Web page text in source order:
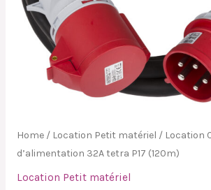
Home/ Location Petit matériel / Location
d’alimentation 32A tetra P17 (120m)
Location Petit matériel